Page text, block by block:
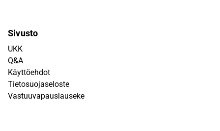
Sivusto
UKK
Q&A
Käyttöehdot
Tietosuojaseloste
Vastuuvapauslauseke